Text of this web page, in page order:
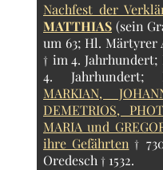
Nachfest der
MATTHIAS (sein
um 63; Hl. Märtyrer
† im 4. Jahrhundert;
4.
MARKIAN,
DEMETRIOS,
MARIA und
ihre Gefährten †
Oredesch † 1532.